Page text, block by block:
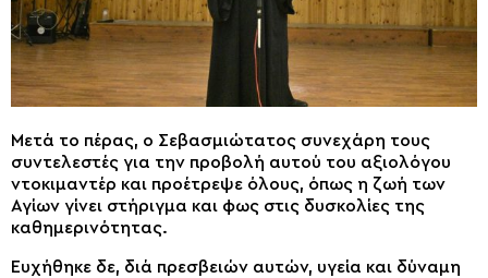
Μετά το πέρας, ο Σεβασμιώτατος συνεχάρη τους
συντελεστές για την προβολή αυτού του αξιολόγου
ντοκιμαντέρ και προέτρεψε όλους, όπως η ζωή των
Αγίων γίνει στήριγμα και φως στις δυσκολίες της
καθημερινότητας.
Ευχήθηκε δε, διά πρεσβειών αυτών, υγεία και δύναμη